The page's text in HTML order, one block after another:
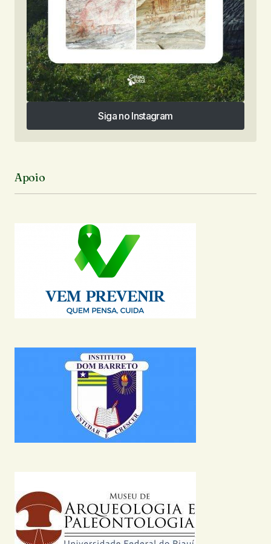
Siga no Instagram
Siga no Instagram
Apoio